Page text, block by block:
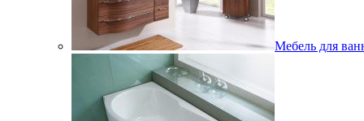
Мебель для